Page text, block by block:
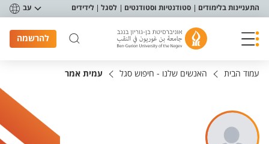
תפריט נגישות
התעניינות בלימודים סטודנטיות וסטודנטים לסגל לידידים עב
להרשמה
עמוד הבית האנשים שלנו - חיפוש סגל עמית אמר